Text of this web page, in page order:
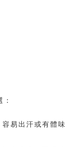
易出汗或有體味